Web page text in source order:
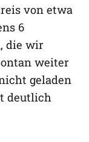
von etwa
6
die wir
weiter
geladen
deutlich